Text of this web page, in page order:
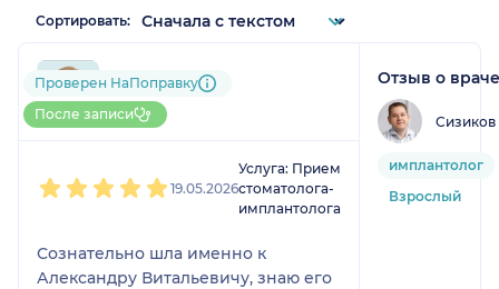
Сортировать:
Оксана
1 отзыв
Проверен НаПоправку
После записи
19.05.2026
Услуга: Прием
стоматолога-
имплантолога
Сознательно шла именно к
Александру Витальевичу, знаю его
Отзыв о враче
Сизиков
имплантолог
Взрослый